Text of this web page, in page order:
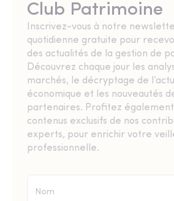
Club Patrimoine
Inscrivez-vous à notre
quotidienne gratuite pour
des actualités de la gestion de
Découvrez chaque jour les
marchés, le décryptage de
économique et les nouveautés
partenaires. Profitez
contenus exclusifs de nos
experts, pour enrichir votre
professionnelle.